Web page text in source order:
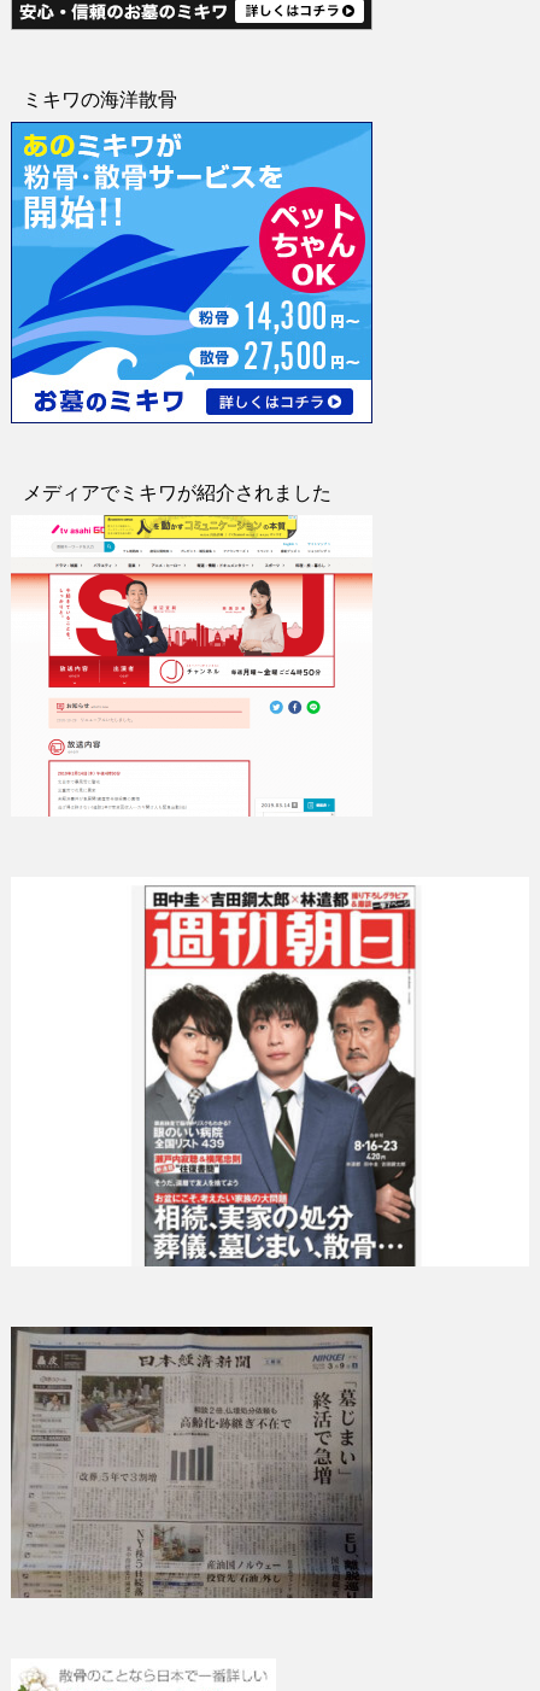
ミキワの海洋散骨
メディアでミキワが紹介されました